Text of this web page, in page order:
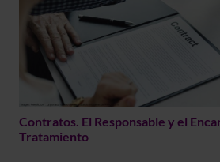
Contratos. El Responsable y el
Tratamiento